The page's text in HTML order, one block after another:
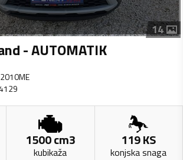
14
- AUTOMATIK
1500cm3
kubikaža
119KS
konjska snaga